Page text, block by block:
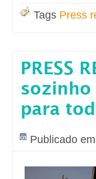
Tags Press
PRESS
sozinho
para
Publicado